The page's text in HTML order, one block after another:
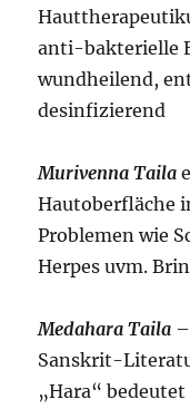
anti-bakterielle
wundheilend,
desinfizierend
Murivenna Taila
Hautoberfläche
Problemen wie
Herpes uvm.
Medahara Taila
Sanskrit-
„Hara“